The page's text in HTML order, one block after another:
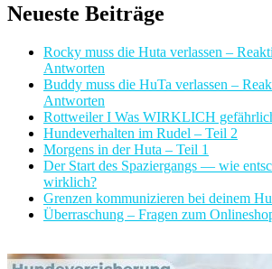
Neueste Beiträge
Rocky muss die Huta verlassen –
Antworten
Buddy muss die HuTa verlassen –
Antworten
Rottweiler I Was WIRKLICH
Hundeverhalten im Rudel – Teil 2
Morgens in der Huta – Teil 1
Der Start des Spaziergangs — wie
wirklich?
Grenzen kommunizieren bei deinem
Überraschung – Fragen zum